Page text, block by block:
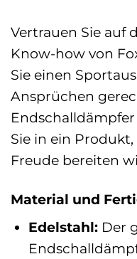
Vertrauen Sie auf
Know-how von
Sie einen
Ansprüchen
Endschalldämpfer
Sie in ein
Freude bereiten
Material und
Edelstahl:Der